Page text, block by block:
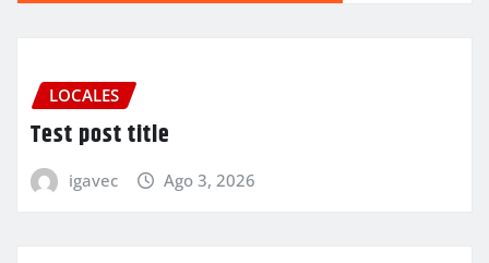
LOCALES
Test post title
igavec Ago 3, 2026